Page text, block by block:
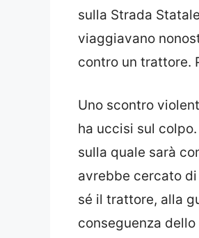
sulla Strada
viaggiavano
contro un trattore.
Uno scontro
ha uccisi sul
sulla quale sarà
avrebbe cercato
sé il trattore, alla
conseguenza